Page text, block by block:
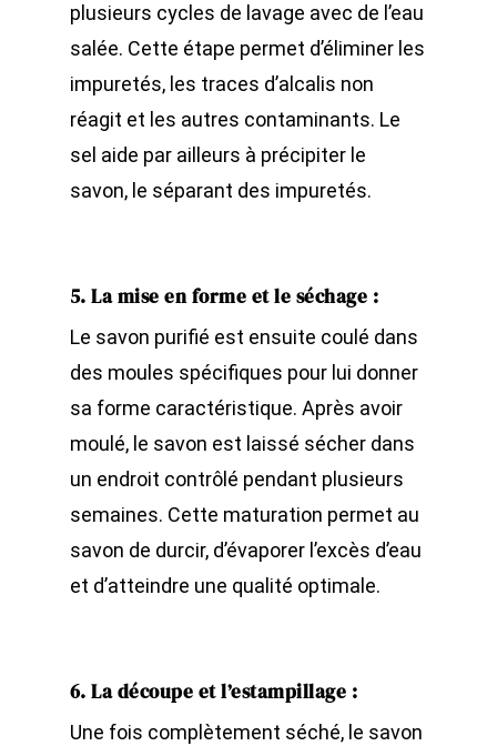
plusieurs cycles de lavage avec de l’eau
salée. Cette étape permet d’éliminer les
impuretés, les traces d’alcalis non
réagit et les autres contaminants. Le
sel aide par ailleurs à précipiter le
savon, le séparant des impuretés.
5. La mise en forme et le séchage :
Le savon purifié est ensuite coulé dans
des moules spécifiques pour lui donner
sa forme caractéristique. Après avoir
moulé, le savon est laissé sécher dans
un endroit contrôlé pendant plusieurs
semaines. Cette maturation permet au
savon de durcir, d’évaporer l’excès d’eau
et d’atteindre une qualité optimale.
6. La découpe et l’estampillage :
Une fois complètement séché, le savon